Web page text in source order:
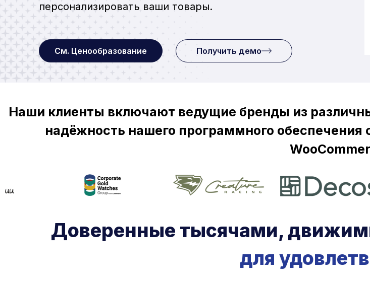
персонализировать ваши товары.
См. Ценообразование Получить демо
Наши клиенты включают ведущие бренды из
надёжность нашего программного
Доверенные тысячами,
для